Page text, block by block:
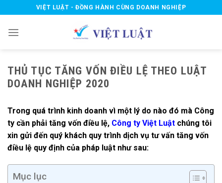
to
content
VIỆT LUẬT - ĐỒNG HÀNH CÙNG DOANH NGHIỆP
THỦ TỤC TĂNG VỐN ĐIỀU LỆ THEO LUẬT
DOANH NGHIỆP 2020
Trong quá trình kinh doanh vì một lý do nào đó mà Công
ty cần phải tăng vốn điều lệ, Công ty Việt Luật chúng tôi
xin gửi đến quý khách quy trình dịch vụ tư vấn tăng vốn
điều lệ quy định của pháp luật như sau:
Mục lục